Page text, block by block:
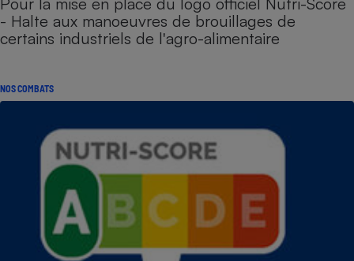
- Halte aux manoeuvres de brouillages de
certains industriels de l'agro-alimentaire
NOS COMBATS